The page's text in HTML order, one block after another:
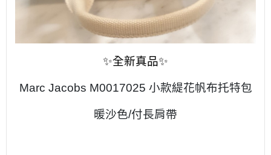
✨全新真品✨
Marc Jacobs M0017025 小款緹花帆布托特包
暖沙色/付長肩帶